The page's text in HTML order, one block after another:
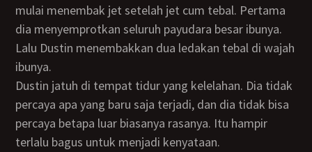
mulai menembak jet setelah jet cum tebal. Pertama
dia menyemprotkan seluruh payudara besar ibunya.
Lalu Dustin menembakkan dua ledakan tebal di wajah
ibunya.
Dustin jatuh di tempat tidur yang kelelahan. Dia tidak
percaya apa yang baru saja terjadi, dan dia tidak bisa
percaya betapa luar biasanya rasanya. Itu hampir
terlalu bagus untuk menjadi kenyataan.